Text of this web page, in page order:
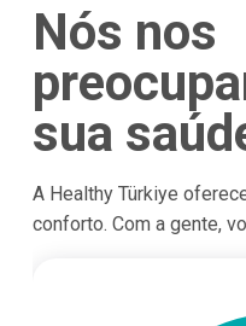
Nós nos
sua
A Healthy Türkiye
conforto. Com a gente,